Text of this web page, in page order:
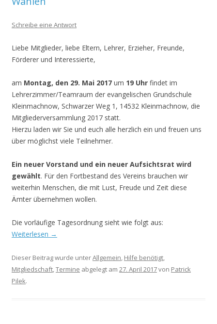
Schreibe eine Antwort
Liebe Mitglieder, liebe Eltern, Lehrer, Erzieher, Freunde,
Förderer und Interessierte,
am Montag, den 29. Mai 2017 um 19 Uhr findet im
Lehrerzimmer/Teamraum der evangelischen Grundschule
Kleinmachnow, Schwarzer Weg 1, 14532 Kleinmachnow, die
Mitgliederversammlung 2017 statt.
Hierzu laden wir Sie und euch alle herzlich ein und freuen uns
über möglichst viele Teilnehmer.
Ein neuer Vorstand und ein neuer Aufsichtsrat wird
gewählt. Für den Fortbestand des Vereins brauchen wir
weiterhin Menschen, die mit Lust, Freude und Zeit diese
Ämter übernehmen wollen.
Die vorläufige Tagesordnung sieht wie folgt aus:
Weiterlesen →
Dieser Beitrag wurde unterAllgemein, Hilfe benötigt,
Mitgliedschaft,Termine abgelegt am 27. April 2017von Patrick
Pilek.